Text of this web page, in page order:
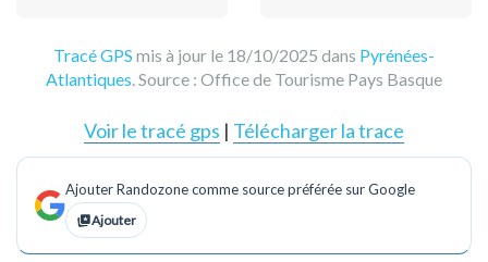
Tracé GPS mis à jour le 18/10/2025 dans Pyrénées-
Atlantiques. Source : Office de Tourisme Pays Basque
Voir le tracé gps | Télécharger la trace
Ajouter Randozone comme source préférée sur Google
Ajouter